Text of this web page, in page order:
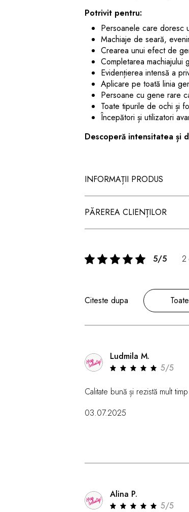
Potrivit pentru:
Persoanele care doresc
Machiaje de seară,
Crearea unui efect de
Completarea machiajului
Evidențierea intensă a
Aplicare pe toată linia
Persoane cu gene rare
Toate tipurile de ochi și
Începători și utilizatori
Descoperă intensitatea și
INFORMAȚII PRODUS
PĂREREA CLIENȚILOR
5/5 2
Citeste dupa
Ludmila M.
5/5
Calitate bună și rezistă mult
03.07.2025
Alina P.
5/5